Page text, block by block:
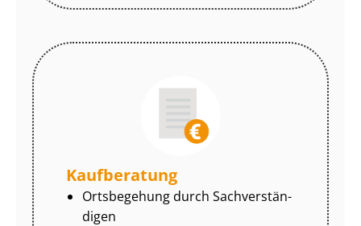
Kaufberatung
Ortsbegehung durch Sach­ver­stän­
di­gen